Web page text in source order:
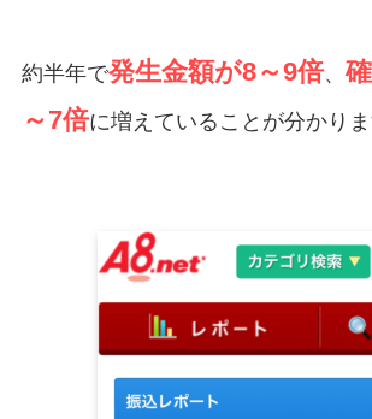
約半年で発生金額が8～9倍、
～7倍に増えていることが分かりま